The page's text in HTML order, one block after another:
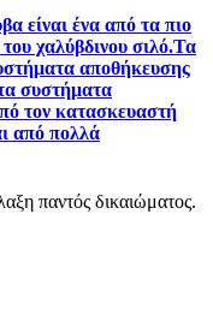
είναι ένα από τα πιο
χαλύβδινου σιλό.Τα
αποθήκευσης
συστήματα
τον κατασκευαστή
από πολλά
παντός δικαιώματος.